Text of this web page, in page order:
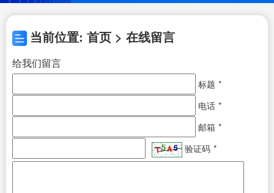
当前位置: 首页 > 在线留言
给我们留言
标题 *
电话 *
邮箱 *
验证码 *